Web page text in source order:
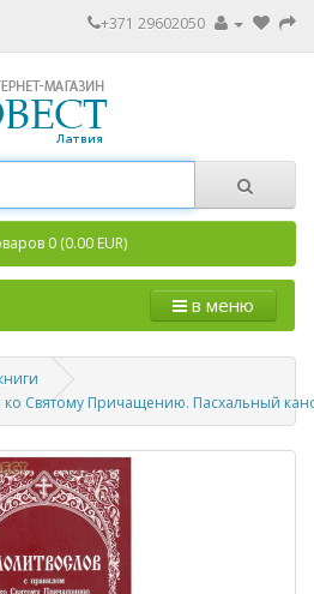
+371 29602050
0 (0.00 EUR)
в меню
ко Святому Причащению. Пасхальный